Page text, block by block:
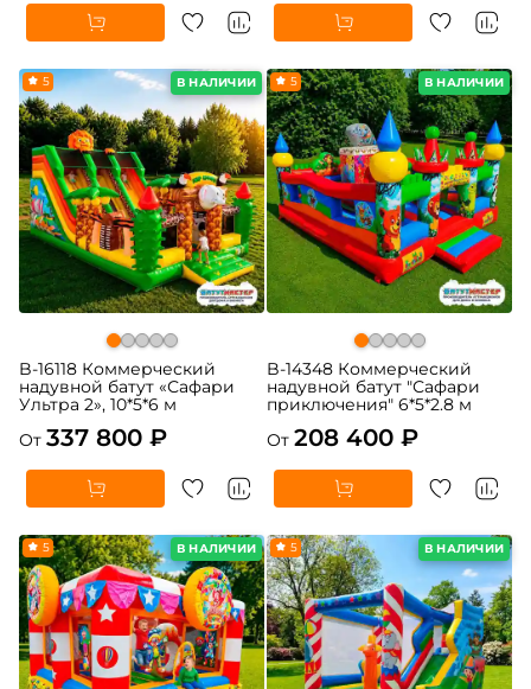
В НАЛИЧИИ
5
B-16118 Коммерческий
надувной батут «Сафари
Ультра 2», 10*5*6 м
От 337 800 ₽
В НАЛИЧИИ
5
B-14348 Коммерческий
надувной батут "Сафари
приключения" 6*5*2.8 м
От 208 400 ₽
В НАЛИЧИИ
5 В НАЛИЧИИ
5